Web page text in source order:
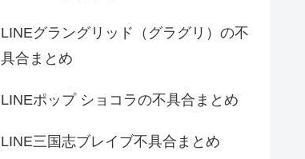
LINEグラングリッド（グラグリ）の不
具合まとめ
LINEポップ ショコラの不具合まとめ
LINE三国志ブレイブ不具合まとめ